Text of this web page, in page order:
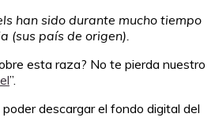
han sido durante mucho tiempo
(sus país de origen).
esta raza? No te pierda nuestro
”.
descargar el fondo digital del